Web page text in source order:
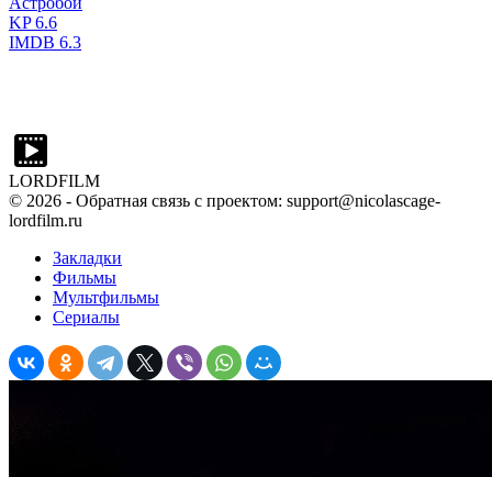
KP6.6
IMDB 6.3
LORDFILM
© 2026 - Обратная связь с проектом: support@nicolascage-
lordfilm.ru
Закладки
Фильмы
Мультфильмы
Сериалы